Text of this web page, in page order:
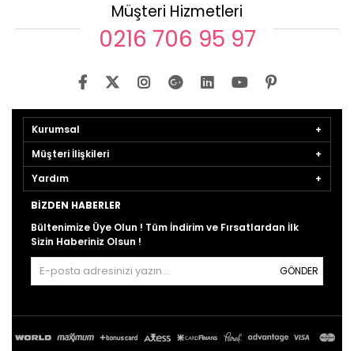
Müşteri Hizmetleri
0216 706 95 97
Kurumsal
Müşteri İlişkileri
Yardım
BIZDEN HABERLER
Bültenimize Üye Olun ! Tüm İndirim ve Fırsatlardan İlk
Sizin Haberiniz Olsun !
GÖNDER